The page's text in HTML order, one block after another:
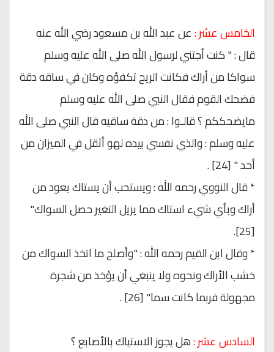
الخامس عشر :عن عبد الله بن مسعود رضي الله عنه
قال : " كنت أجتني لرسول الله صلى الله عليه وسلم
سواكا من أراك فكانت الريح تكفؤه وكان في ساقه دقة
فضحك القوم فقال النبي صلى الله عليه وسلم
مايضحككم ؟ قالـوا : من دقة ساقيه قال النبي صلى الله
عليه وسلم : والذي نفسي بيده لهو أثقل في الميزان من
أحد " [24] .
* قال النووي رحمه الله : ويستحب أن يستاك بعود من
أراك وبأي شيء استاك مما يزيل التغير حصل السواك"
[25].
* وقال ابن القيم رحمه الله : "وأصلح ما اتخذ السواك من
خشب الأراك ونحوه ولا ينبغي أن يؤخذ من شجرة
مجهولة فربما كانت سما" [26] .
السادس عشر :هل يجوز الاستياك بالأصابع ؟